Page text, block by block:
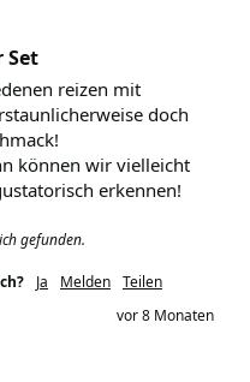
Set
reizen mit
doch
können wir vielleicht
erkennen!
gefunden.
Ja Melden Teilen
vor 8 Monaten